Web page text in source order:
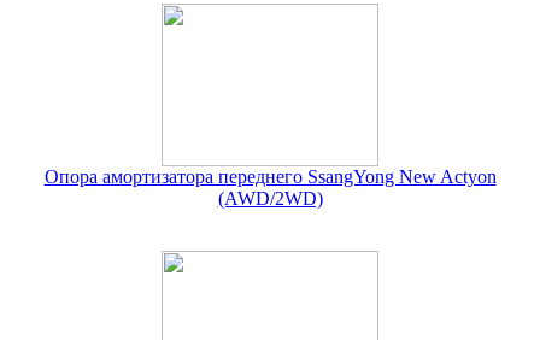
Опора амортизатора переднего SsangYong New Actyon
(AWD/2WD)